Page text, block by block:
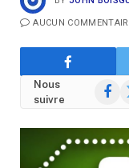
AUCUN
Nous
suivre
X